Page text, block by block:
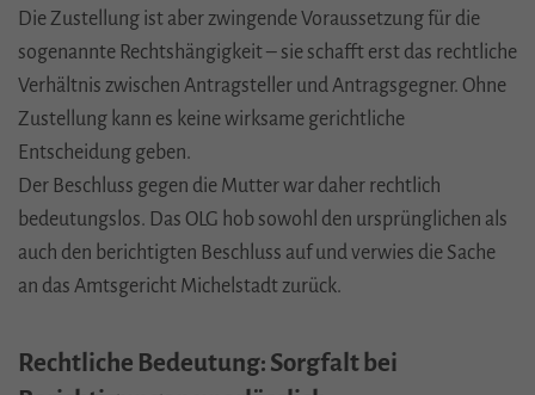
Die Zustellung ist aber zwingende Voraussetzung für die
sogenannte Rechtshängigkeit – sie schafft erst das rechtliche
Verhältnis zwischen Antragsteller und Antragsgegner. Ohne
Zustellung kann es keine wirksame gerichtliche
Entscheidung geben.
Der Beschluss gegen die Mutter war daher rechtlich
bedeutungslos. Das OLG hob sowohl den ursprünglichen als
auch den berichtigten Beschluss auf und verwies die Sache
an das Amtsgericht Michelstadt zurück.
Rechtliche Bedeutung: Sorgfalt bei
consent_manager(Datenschutz Cookie)
Speichert Ihre Cookie-Entscheidungen aus dieser
Cookie-Verwaltung.
Laufzeit: 1 Jahr
Anbieter: Diese Website
Datenschutzerklärung
Statistik(1)
Statistik Cookies erfassen Informationen anonym. Diese
Besucher unsere Website nutzen.